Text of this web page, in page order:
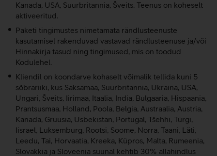
Kanada, USA, Suurbritannia, Šveits. Teenus on koheselt
aktiveeritud.
Paketi tingimustes nimetamata rändlusteenuste
kasutamisel rakenduvad vastavad rändlusteenuse ja/või
Hinnakirja tasud ning tingimused, mis on toodud
Kodulehel.
Kliendil on koondarve kohaselt võimalik tellida kuni 5
sõbrariiki, kus Saksamaa, Suurbritannia, Ukraina, USA,
Ungari, Šveits, Iirimaa, Itaalia, India, Bulgaaria, Hispaania,
Prantsusmaa, Holland, Poola, Belgia, Austraalia, Austria,
Kanada, Gruusia, Usbekistan, Portugal, Tšehhi, Türgi,
Iisrael, Luksemburg, Rootsi, Soome, Norra, Taani, Läti,
Leedu, Tai, Horvaatia, Kreeka, Küpros, Malta, Rumeenia,
Slovakkia ja Sloveenia suunal kehtib 30% allahindlus